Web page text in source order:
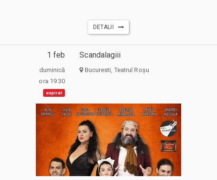
DETALII
1 feb
duminică
ora 19:30
expirat
Scandalagiii
Bucuresti, Teatrul Roșu